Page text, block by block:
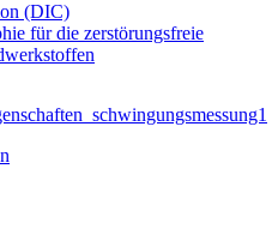
(DIC)
für die zerstörungsfreie